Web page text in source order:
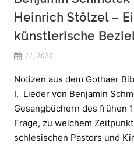
Heinrich Stölzel –
künstlerische
11, 2020
Notizen aus dem Gothaer
I. Lieder von Benjamin
Gesangbüchern des frühen
Frage, zu welchem
schlesischen Pastors und